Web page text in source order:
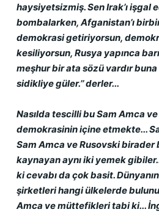
haysiyetsizmiş. Sen Irak’ı işgal
bombalarken, Afganistan’ı
demokrasi getiriyorsun,
kesiliyorsun, Rusya yapınca
meşhur bir ata sözü vardır buna
sidikliye güler.’’ derler...
Nasılda tescilli bu Sam Amca
demokrasinin içine etmekte...
Sam Amca ve Rusovski
kaynayan aynı iki yemek
ki cevabı da çok basit.
şirketleri hangi ülkelerde
Amca ve müttefikleri tabi ki...